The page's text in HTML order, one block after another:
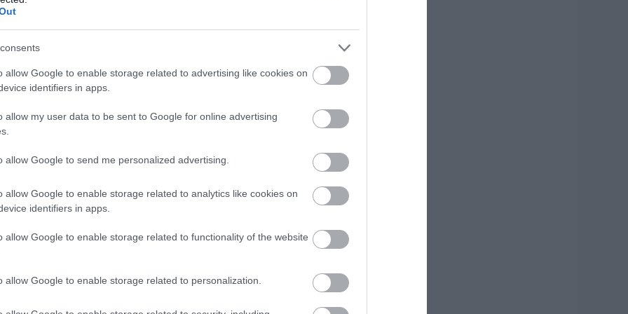
allow Google to enable storage related to advertising like cookies on
identifiers in apps.
allow my user data to be sent to Google for online advertising
allow Google to send me personalized advertising.
allow Google to enable storage related to analytics like cookies on
identifiers in apps.
allow Google to enable storage related to functionality of the website
allow Google to enable storage related to personalization.
(Λαμία) (Χ.Θ. 212+625) μέχρι τον κόμβο
από τα Διόδια Μακρυχωρίου (Χ.Θ.
(Χ.Θ. 410+359) στην κατεύθυνση
Μουδανιών, από τη γέφυρα Θέρμης έως
στην κατεύθυνση προς Χαλκιδική.
– Χαλκίδα), από τη διασταύρωσή της
65+820) μέχρι την υψηλή γέφυρα Χαλκίδας
Χαλκίδα.
Καβάλας, από το 11ο χλμ. (Χ.Θ.11+340)
(Χ.Θ. 97 + 550) στην κατεύθυνση
από τη Γέφυρα Ρίου – Αντιρρίου
Χ.Θ. 11+558,47) έως το πέρας της
Είσαι διακοπές στην
Εύβοια και θες
γεύσεις στα
κάρβουνα; Έλα στο
«Παλιό Πιθάρι»!